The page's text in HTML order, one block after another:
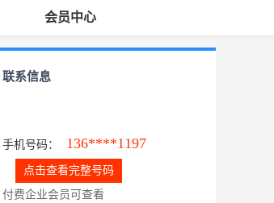
会员中心
联系信息
手机号码： 136****1197
点击查看完整号码
付费企业会员可查看